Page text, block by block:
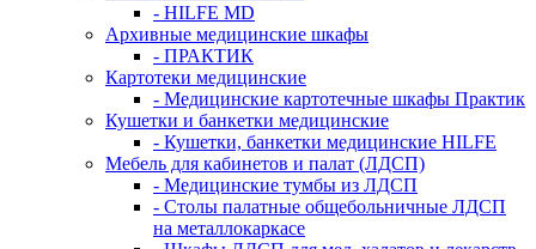
- HILFE MD
Архивные медицинские шкафы
- ПРАКТИК
Картотеки медицинские
- Медицинские картотечные шкафы Практик
Кушетки и банкетки медицинские
- Кушетки, банкетки медицинские HILFE
Мебель для кабинетов и палат (ЛДСП)
- Медицинские тумбы из ЛДСП
- Столы палатные общебольничные ЛДСП
на металлокаркасе